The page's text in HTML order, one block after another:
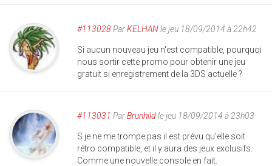
#113028ParKELHANle jeu 18/09/2014 à 22h42
Si aucun nouveau jeu n'est compatible, pourquoi
nous sortir cette promo pour obtenir une jeu
gratuit si enregistrement de la 3DS actuelle ?
#113031 ParBrunhildle jeu 18/09/2014 à 23h03
S je ne me trompe pas il est prévu qu'elle soit
rétro compatible, et il y aura des jeux exclusifs.
Comme une nouvelle console en fait.